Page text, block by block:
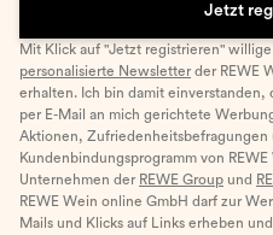
Jetzt
Mit Klick auf "Jetzt registrieren"
personalisierte Newsletter der REWE
erhalten. Ich bin damit einverstanden,
per E-Mail an mich gerichtete
Aktionen, Zufriedenheitsbefragungen
Kundenbindungsprogramm von
Unternehmen der REWE Group und
REWE Wein online GmbH darf zur
Mails und Klicks auf Links erheben